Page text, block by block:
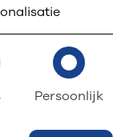
Met
operatie
Persoonlijk